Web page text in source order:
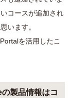
コースが追加され
います。
を活用したこ
製品情報はコ